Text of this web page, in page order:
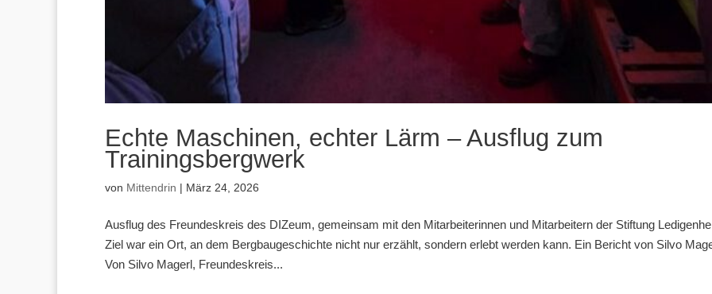
Echte Maschinen, echter Lärm – Ausflug zum
Trainingsbergwerk
von Mittendrin | März 24, 2026
Ausflug des Freundeskreis des DIZeum, gemeinsam mit den Mitarbeiterinnen und Mitarbeitern der Stiftung
Ziel war ein Ort, an dem Bergbaugeschichte nicht nur erzählt, sondern erlebt werden kann. Ein Bericht von Silvo
Von Silvo Magerl, Freundeskreis...